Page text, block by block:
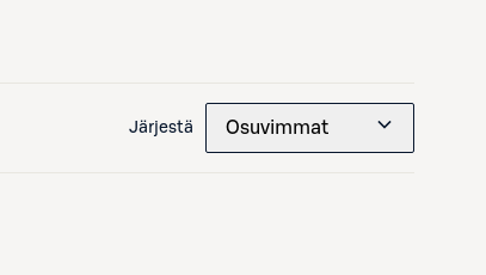
Järjestä Osuvimmat